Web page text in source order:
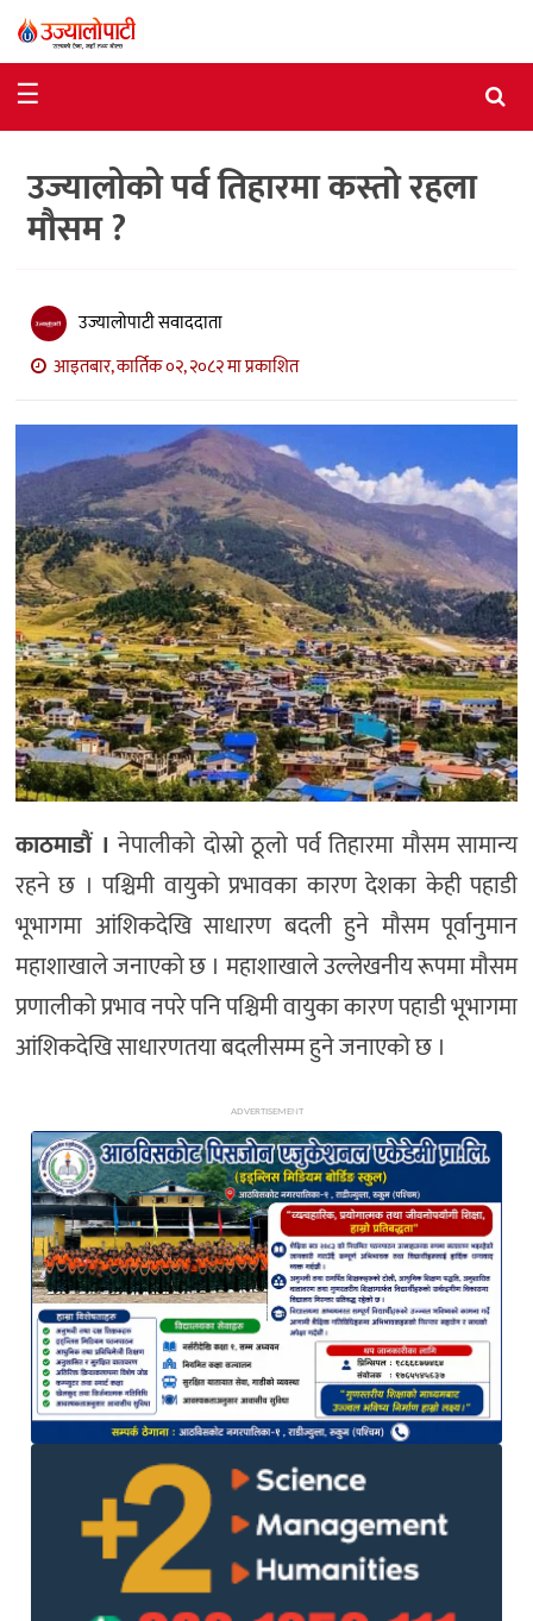
राजनीति
विशेष
आर्थिक
अन्तर्वार्ता
मनोरञ्जन
विज्ञान
प्रविधि
खेलकुद
अन्य
☰
उज्यालोको पर्व तिहारमा कस्तो रहला
मौसम ?
उज्यालोपाटी सवाददाता
आइतबार, कार्तिक ०२, २०८२ मा प्रकाशित
काठमाडौं । नेपालीको दोस्रो ठूलो पर्व तिहारमा मौसम सामान्य
रहने छ । पश्चिमी वायुको प्रभावका कारण देशका केही पहाडी
भूभागमा आंशिकदेखि साधारण बदली हुने मौसम पूर्वानुमान
महाशाखाले जनाएको छ । महाशाखाले उल्लेखनीय रूपमा मौसम
प्रणालीको प्रभाव नपरे पनि पश्चिमी वायुका कारण पहाडी भूभागमा
आंशिकदेखि साधारणतया बदलीसम्म हुने जनाएको छ ।
ADVERTISEMENT